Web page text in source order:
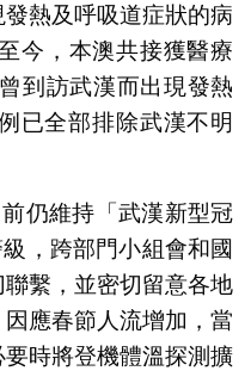
熱及呼吸道症狀的病
今，本澳共接獲醫療
到訪武漢而出現發熱
已全部排除武漢不明
仍維持「武漢新型冠
，跨部門小組會和國
繫，並密切留意各地
應春節人流增加，當
時將登機體溫探測擴